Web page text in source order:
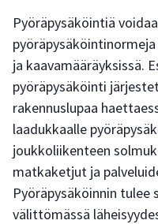
Pyöräpysäköintiä
ja kaavamääräyksissä.
pyöräpysäköinti
rakennuslupaa
laadukkaalle
joukkoliikenteen
matkaketjut ja
Pyöräpysäköinnin tulee
välittömässä